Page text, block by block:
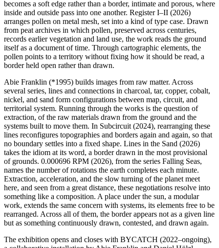
becomes a soft edge rather than a border, intimate and porous, where
inside and outside pass into one another. Register I–II (2026)
arranges pollen on metal mesh, set into a kind of type case. Drawn
from peat archives in which pollen, preserved across centuries,
records earlier vegetation and land use, the work reads the ground
itself as a document of time. Through cartographic elements, the
pollen points to a territory without fixing how it should be read, a
border held open rather than drawn.
Abie Franklin (*1995) builds images from raw matter. Across
several series, lines and connections in charcoal, tar, copper, cobalt,
nickel, and sand form configurations between map, circuit, and
territorial system. Running through the works is the question of
extraction, of the raw materials drawn from the ground and the
systems built to move them. In Subcircuit (2024), rearranging these
lines reconfigures topographies and borders again and again, so that
no boundary settles into a fixed shape. Lines in the Sand (2026)
takes the idiom at its word, a border drawn in the most provisional
of grounds. 0.000696 RPM (2026), from the series Falling Seas,
names the number of rotations the earth completes each minute.
Extraction, acceleration, and the slow turning of the planet meet
here, and seen from a great distance, these negotiations resolve into
something like a composition. A place under the sun, a modular
work, extends the same concern with systems, its elements free to be
rearranged. Across all of them, the border appears not as a given line
but as something continuously drawn, contested, and drawn again.
The exhibition opens and closes with BYCATCH (2022–ongoing),